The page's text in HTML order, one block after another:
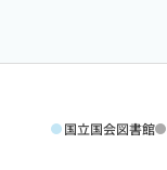
国立国会図書館